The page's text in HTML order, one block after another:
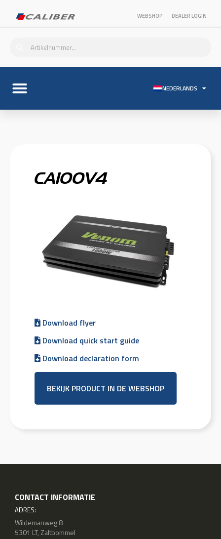
WEBSHOP DEALER LOGIN
NEDERLANDS
CA100V4
Download flyer
Download quick start guide
Download declaration form
BEKIJK PRODUCT IN DE WEBSHOP
CONTACT INFORMATIE
ADRES:
Wildemanweg 8
5301 LT, Zaltbommel